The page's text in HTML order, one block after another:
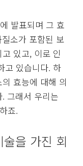
발표되며 그 효
소가 포함된 보
있고, 이로 인
고 있습니다. 하
효능에 대해 의
그래서 우리는
죠.
을 가진 회